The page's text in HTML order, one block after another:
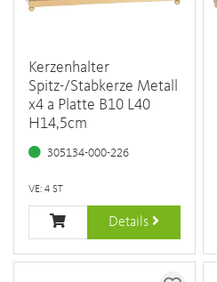
Kerzenhalter
Spitz-/Stabkerze Metall
x4 a Platte B10 L40
H14,5cm
305134-000-226
VE: 4 ST
Details